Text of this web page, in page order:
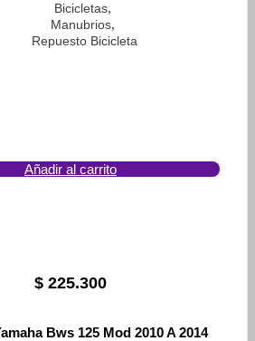
Bicicletas,
Manubrios,
Repuesto Bicicleta
Añadir al carrito
$ 225.300
Bws 125 Mod 2010 A 2014